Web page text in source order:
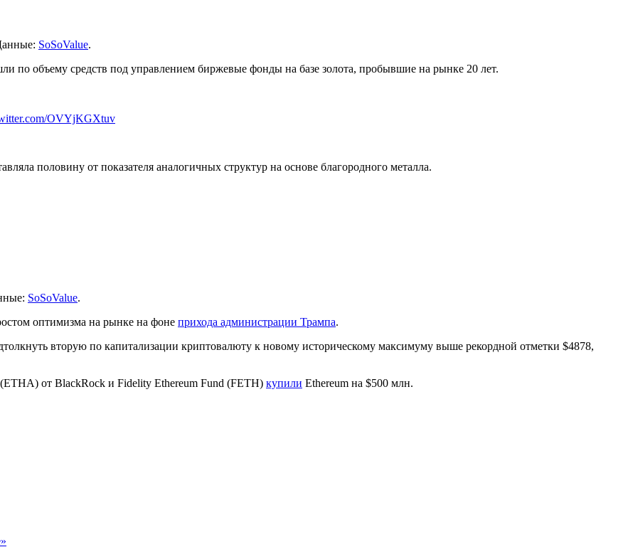
SoSoValue.
по объему средств под управлением биржевые фонды на базе золота, пробывшие на рынке 20 лет.
OVYjKGXtuv
половину от показателя аналогичных структур на основе благородного металла.
SoSoValue.
оптимизма на рынке на фоне прихода администрации Трампа.
вторую по капитализации криптовалюту к новому историческому максимуму выше рекордной отметки $4878,
от BlackRock и Fidelity Ethereum Fund (FETH) купили Ethereum на $500 млн.